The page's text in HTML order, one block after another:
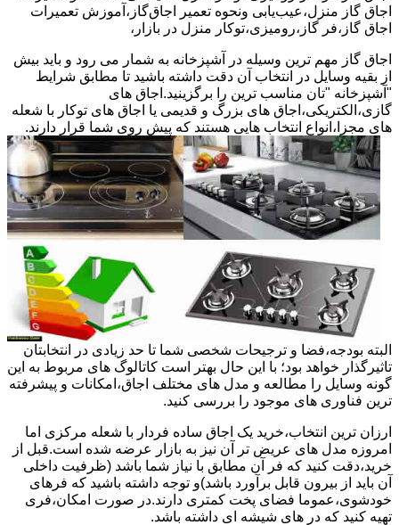
اجاق گاز منزل،عیب‌یابی ونحوه تعمیر اجاق‌گاز،آموزش تعمیرات
اجاق گاز،فر گاز،رومیزی،توکار منزل در بازار،
اجاق گاز مهم ترین وسیله در آشپزخانه به شمار می رود و باید بیش
از بقیه وسایل در انتخاب آن دقت داشته باشید تا مطابق شرایط
"آشپزخانه "تان مناسب ترین را برگزینید.اجاق های
گازی،الکتریکی،اجاق های بزرگ و قدیمی یا اجاق های توکار با شعله
های مجزا،انواع انتخاب هایی هستند که پیش روی شما قرار دارند.
البته بودجه،فضا و ترجیحات شخصی شما تا حد زیادی در انتخابتان
تاثیرگذار خواهد بود؛ با این حال بهتر است کاتالوگ های مربوط به این
گونه وسایل را مطالعه و مدل های مختلف اجاق،امکانات و پیشرفته
ترین فناوری های موجود را بررسی کنید.
ارزان ترین انتخاب،خرید یک اجاق ساده فردار با شعله مرکزی اما
امروزه مدل های عریض تر آن نیز به بازار عرضه شده است.قبل از
خرید،دقت کنید که فر آن مطابق با نیاز شما باشد (ظرفیت داخلی
آن باید از بیرون قابل برآورد باشد)و توجه داشته باشید که فرهای
خودشوی،عموما فضای پخت کمتری دارند.در صورت امکان،فری
تهیه کنید که در های شیشه ای داشته باشد.